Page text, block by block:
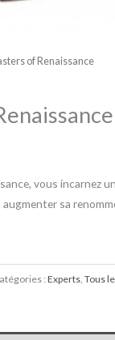
of Renaissance
vous incarnez
sa
:Experts ,Tous